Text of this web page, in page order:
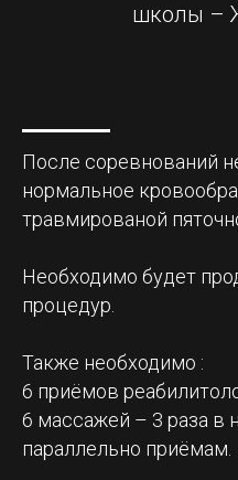
школы –
После соревнований
нормальное
травмированой
Необходимо будет
процедур.
Также необходимо :
6 приёмов
6 массажей – 3 раза в
параллельно приёмам.